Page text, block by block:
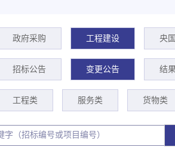
政府采购 工程建设 央
招标公告 变更公告 结
工程类 服务类 货物类